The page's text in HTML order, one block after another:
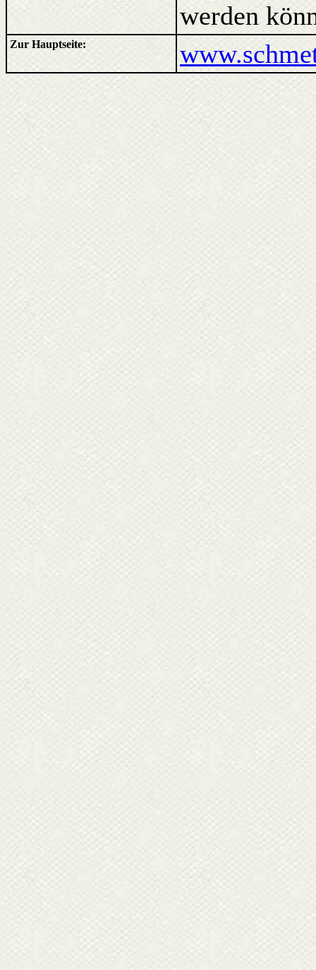
werden
Zur Hauptseite: